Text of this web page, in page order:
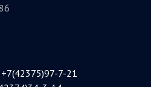
+7(42375)97-7-21